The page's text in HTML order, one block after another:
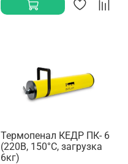
Термопенал КЕДР ПК- 6
(220В, 150°C, загрузка
6кг)